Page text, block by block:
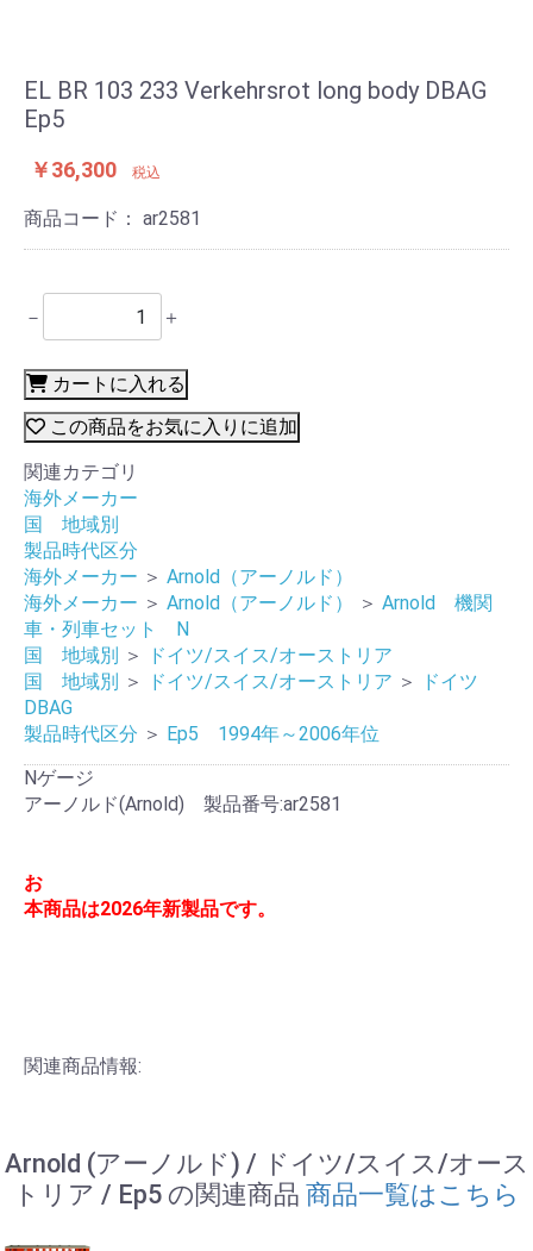
EL BR 103 233 Verkehrsrot long body DBAG
Ep5
￥36,300 税込
商品コード： ar2581
－ ＋
カートに入れる
この商品をお気に入りに追加
関連カテゴリ
海外メーカー
国 地域別
製品時代区分
海外メーカー ＞ Arnold（アーノルド）
海外メーカー ＞ Arnold（アーノルド） ＞ Arnold 機関
車・列車セット N
国 地域別 ＞
ドイツ/スイス/オーストリア
国 地域別 ＞ ドイツ/スイス/オーストリア ＞
ドイツ
DBAG
製品時代区分 ＞ Ep5 1994年～2006年位
Nゲージ
アーノルド(Arnold) 製品番号:ar2581
お
本商品は2026年新製品です。
関連商品情報:
Arnold (アーノルド) / ドイツ/スイス/オース
トリア / Ep5 の関連商品 商品一覧はこちら